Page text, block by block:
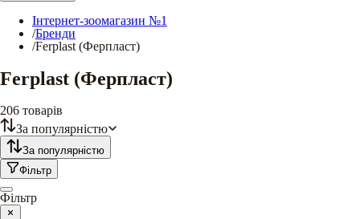
Інтернет-зоомагазин №1
/Бренди
/Ferplast (Ферпласт)
Ferplast (Ферпласт)
206 товарів
За популярністю
За популярністю
Фільтр
Фільтр